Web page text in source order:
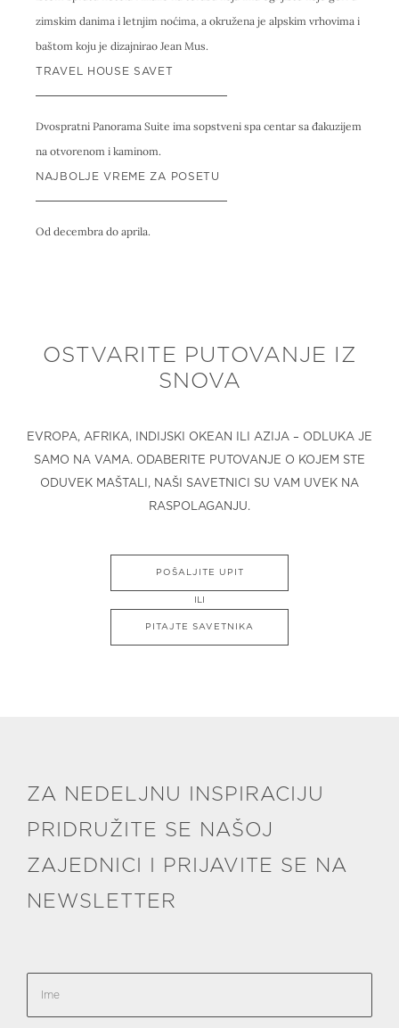
zimskim danima i letnjim noćima, a okružena je alpskim vrhovima i
baštom koju je dizajnirao Jean Mus.
TRAVEL HOUSE SAVET
Dvospratni Panorama Suite ima sopstveni spa centar sa đakuzijem
na otvorenom i kaminom.
NAJBOLJE VREME ZA POSETU
Od decembra do aprila.
OSTVARITE PUTOVANJE IZ
SNOVA
EVROPA, AFRIKA, INDIJSKI OKEAN ILI AZIJA – ODLUKA JE
SAMO NA VAMA. ODABERITE PUTOVANJE O KOJEM STE
ODUVEK MAŠTALI, NAŠI SAVETNICI SU VAM UVEK NA
RASPOLAGANJU.
POŠALJITE UPIT
ILI
PITAJTE SAVETNIKA
ZA NEDELJNU INSPIRACIJU
PRIDRUŽITE SE NAŠOJ
ZAJEDNICI I PRIJAVITE SE NA
NEWSLETTER